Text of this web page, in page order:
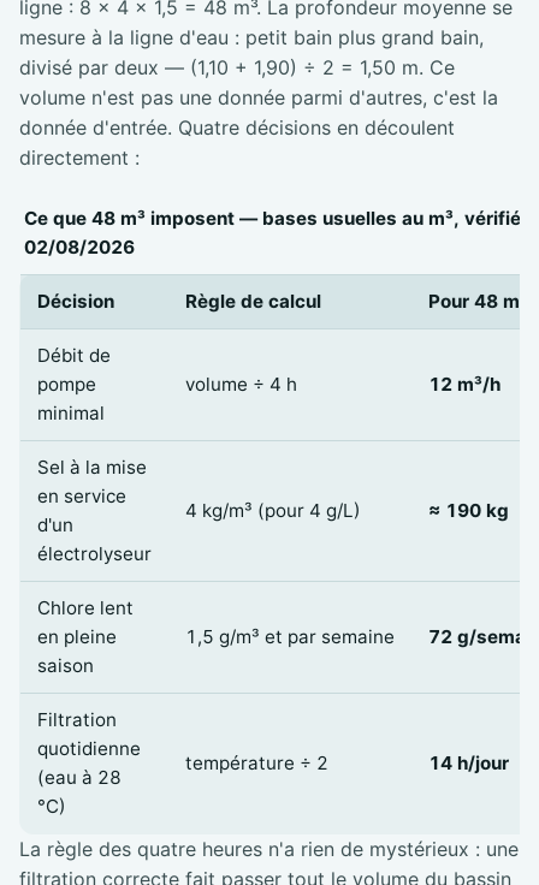
ligne : 8 × 4 × 1,5 = 48 m³. La profondeur moyenne se
mesure à la ligne d'eau : petit bain plus grand bain,
divisé par deux — (1,10 + 1,90) ÷ 2 = 1,50 m. Ce
volume n'est pas une donnée parmi d'autres, c'est la
donnée d'entrée. Quatre décisions en découlent
directement :
Ce que 48 m³ imposent — bases usuelles au m³,
02/08/2026
Décision Règle de calcul Pour 48 m³
Débit de
pompe
minimal
volume ÷ 4 h 12 m³/h
Sel à la mise
en service
d'un
électrolyseur
4 kg/m³ (pour 4 g/L) ≈ 190 kg
Chlore lent
en pleine
saison
1,5 g/m³ et par semaine 72 g/
Filtration
quotidienne
(eau à 28
°C)
température ÷ 2 14 h/jour
La règle des quatre heures n'a rien de mystérieux : une
filtration correcte fait passer tout le volume du bassin